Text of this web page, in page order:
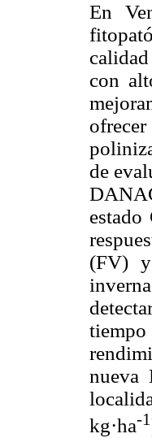
En
con
de
(FV) y
tiempo
nueva
kg·ha-1